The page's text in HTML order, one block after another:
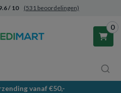
/ 10 (531 beoordelingen)
0
vanaf €50,-